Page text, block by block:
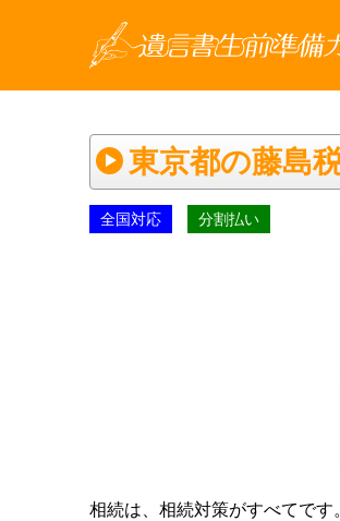
東京都の藤島
全国対応 分割払い
相続は、相続対策がすべてです